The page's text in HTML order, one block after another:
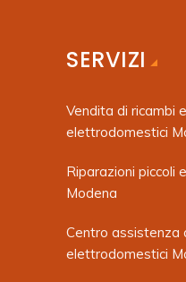
SERVIZI
Vendita di ricambi
elettrodomestici
Riparazioni piccoli
Modena
Centro assistenza
elettrodomestici